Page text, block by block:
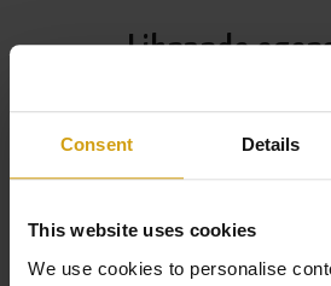
Consent Details
This website uses cookies
We use cookies to personalise
Liknande